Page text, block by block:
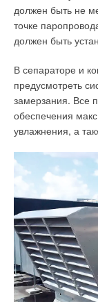
должен быть не
точке
должен быть
В сепараторе и
предусмотреть
замерзания. Все
обеспечения
увлажнения, а
Energy Efficient
на английском
на привлечение
магистров по
формирование у
и внедрению
решений зданий
технологий и
зарубежного
зарубежные
использование
внедрение
использование
и
и эксплуатации
использование
методов
(энергоаудита) и
с присвоением
капитального